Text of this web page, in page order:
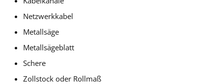
Netzwerkkabel
Metallsäge
Metallsägeblatt
Schere
Zollstock oder Rollmaß